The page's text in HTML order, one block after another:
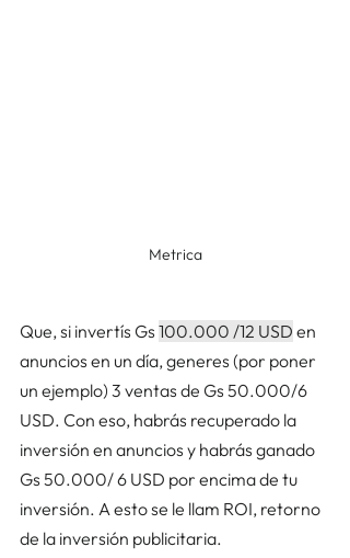
Metrica
Que, si invertís Gs 100.000 /12 USD en
anuncios en un día, generes (por poner
un ejemplo) 3 ventas de Gs 50.000/6
USD. Con eso, habrás recuperado la
inversión en anuncios y habrás ganado
Gs 50.000/ 6 USD por encima de tu
inversión. A esto se le llam ROI, retorno
de la inversión publicitaria.